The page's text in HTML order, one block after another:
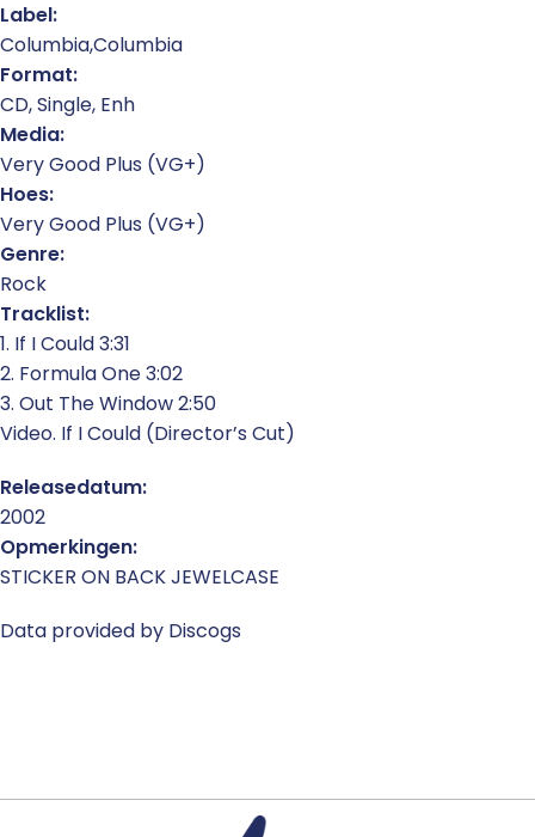
Label:
Columbia,Columbia
Format:
CD, Single, Enh
Media:
Very Good Plus (VG+)
Hoes:
Very Good Plus (VG+)
Genre:
Rock
Tracklist:
1. If I Could 3:31
2. Formula One 3:02
3. Out The Window 2:50
Video. If I Could (Director’s Cut)
Releasedatum:
2002
Opmerkingen:
STICKER ON BACK JEWELCASE
Data provided by Discogs